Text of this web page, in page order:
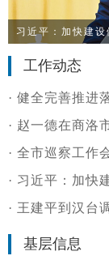
习近平：加快建
工作动态
· 健全完善推进落实制度机制
· 赵一德在商洛市检查防汛救
· 全市巡察工作会议暨六届
· 习近平：加快
· 王建平到汉台
基层信息